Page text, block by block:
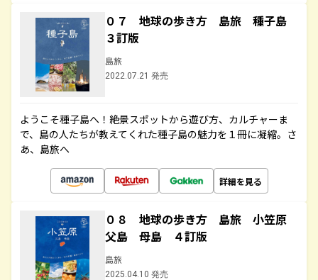
０７ 地球の歩き方 島旅 種子島
３訂版
島旅
2022.07.21 発売
ようこそ種子島へ！絶景スポットから遊び方、カルチャーま
で、島の人たちが教えてくれた種子島の魅力を１冊に凝縮。さ
あ、島旅へ
詳細を見る
０８ 地球の歩き方 島旅 小笠原
父島 母島 ４訂版
島旅
2025.04.10 発売